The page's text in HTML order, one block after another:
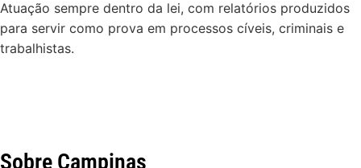
Atuação sempre dentro da lei, com relatórios produzidos
para servir como prova em processos cíveis, criminais e
trabalhistas.
Sobre Campinas